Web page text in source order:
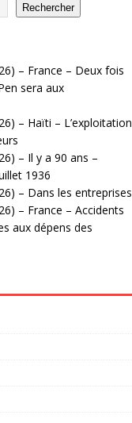
Rechercher
– France – Deux fois
sera aux
– Haïti – L’exploitation
– Il y a 90 ans –
1936
– Dans les entreprises
– France – Accidents
aux dépens des